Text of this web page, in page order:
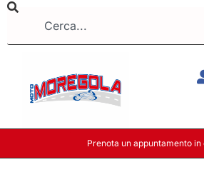
Prenota un appuntamento in